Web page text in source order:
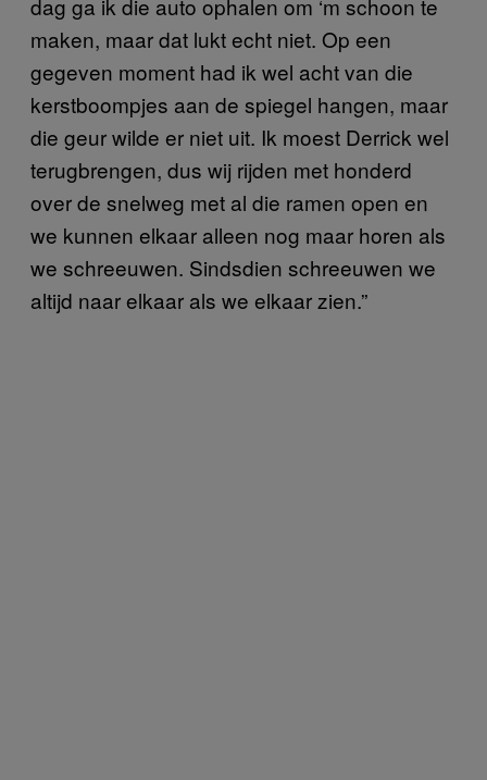
dag ga ik die auto ophalen om ‘m schoon te
maken, maar dat lukt echt niet. Op een
gegeven moment had ik wel acht van die
kerstboompjes aan de spiegel hangen, maar
die geur wilde er niet uit. Ik moest Derrick wel
terugbrengen, dus wij rijden met honderd
over de snelweg met al die ramen open en
we kunnen elkaar alleen nog maar horen als
we schreeuwen. Sindsdien schreeuwen we
altijd naar elkaar als we elkaar zien.”